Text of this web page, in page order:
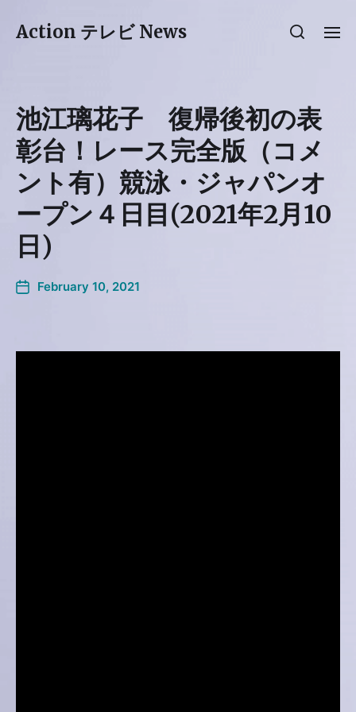
Action テレビ News
池江璃花子 復帰後初の表
彰台！レース完全版（コメ
ント有）競泳・ジャパンオ
ープン４日目(2021年2月10
日)
February 10, 2021